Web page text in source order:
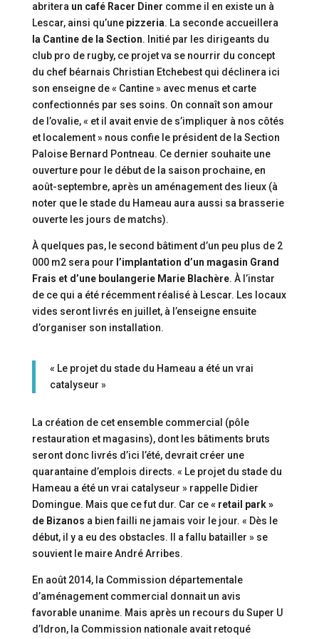
abritera un café Racer Diner comme il en existe un à
Lescar, ainsi qu’une pizzeria. La seconde accueillera
la Cantine de la Section. Initié par les dirigeants du
club pro de rugby, ce projet va se nourrir du concept
du chef béarnais Christian Etchebest qui déclinera ici
son enseigne de « Cantine » avec menus et carte
confectionnés par ses soins. On connaît son amour
de l’ovalie, « et il avait envie de s’impliquer à nos côtés
et localement » nous confie le président de la Section
Paloise Bernard Pontneau. Ce dernier souhaite une
ouverture pour le début de la saison prochaine, en
août-septembre, après un aménagement des lieux (à
noter que le stade du Hameau aura aussi sa brasserie
ouverte les jours de matchs).
À quelques pas, le second bâtiment d’un peu plus de 2
000 m2 sera pour l’implantation d’un magasin Grand
Frais et d’une boulangerie Marie Blachère. À l’instar
de ce qui a été récemment réalisé à Lescar. Les locaux
vides seront livrés en juillet, à l’enseigne ensuite
d’organiser son installation.
« Le projet du stade du Hameau a été un vrai
catalyseur »
La création de cet ensemble commercial (pôle
restauration et magasins), dont les bâtiments bruts
seront donc livrés d’ici l’été, devrait créer une
quarantaine d’emplois directs. « Le projet du stade du
Hameau a été un vrai catalyseur » rappelle Didier
Domingue. Mais que ce fut dur. Car ce« retail park »
de Bizanos a bien failli ne jamais voir le jour. « Dès le
début, il y a eu des obstacles. Il a fallu batailler » se
souvient le maire André Arribes.
En août 2014, la Commission départementale
d’aménagement commercial donnait un avis
favorable unanime. Mais après un recours du Super U
d’Idron, la Commission nationale avait retoqué